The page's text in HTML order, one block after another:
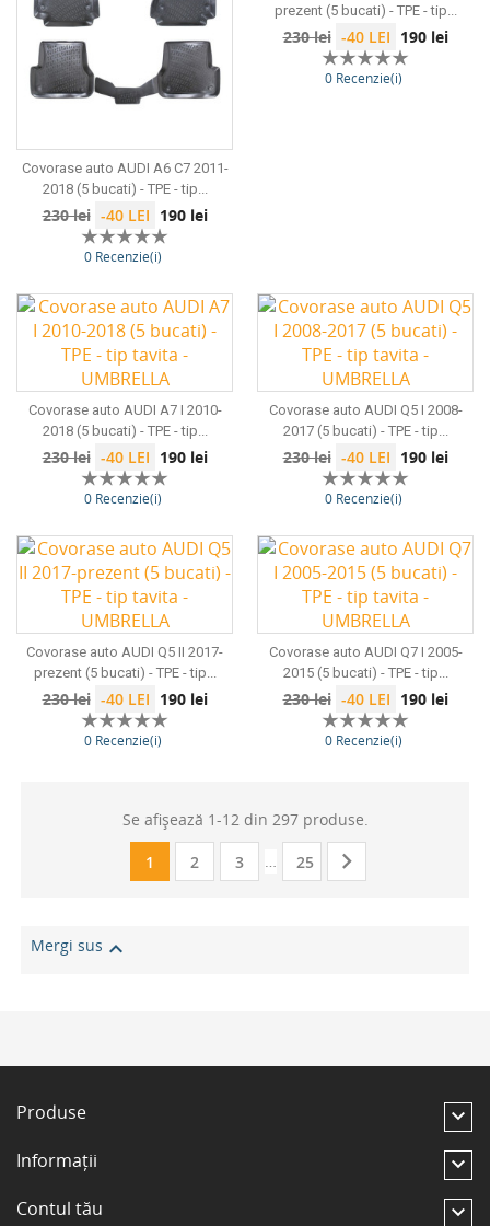
Covorase auto AUDI A6 C7 2011-
2018 (5 bucati) - TPE - tip...
Preț
230 lei -40 LEI Preț
190 lei
0 Recenzie(i)
prezent (5 bucati) - TPE - tip...
Preț
230 lei -40 LEI Preț
190 lei
0 Recenzie(i)
Covorase auto AUDI A7 I 2010-
2018 (5 bucati) - TPE - tip...
Preț
230 lei -40 LEI Preț
190 lei
0 Recenzie(i)
Covorase auto AUDI Q5 I 2008-
2017 (5 bucati) - TPE - tip...
Preț
230 lei -40 LEI Preț
190 lei
0 Recenzie(i)
Covorase auto AUDI Q5 II 2017-
prezent (5 bucati) - TPE - tip...
Preț
230 lei -40 LEI Preț
190 lei
0 Recenzie(i)
Covorase auto AUDI Q7 I 2005-
2015 (5 bucati) - TPE - tip...
Preț
230 lei -40 LEI Preț
190 lei
0 Recenzie(i)
Se afișează 1-12 din 297 produse.
1 2 3 25 
Mergi sus 
Produse 
Informații 
Contul tău 